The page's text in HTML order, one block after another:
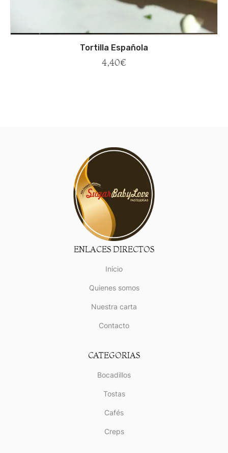
Tortilla Española
4,40€
ENLACES DIRECTOS
Inicio
Quienes somos
Nuestra carta
Contacto
CATEGORIAS
Bocadillos
Tostas
Cafés
Creps